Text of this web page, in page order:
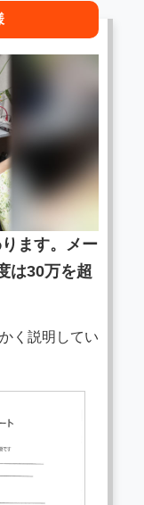
ます。メー
は30万を超
く説明してい